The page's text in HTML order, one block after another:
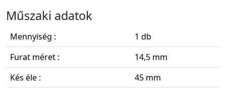
Műszaki adatok
Mennyiség :
1 db
Furat méret :
14,5 mm
Kés éle :
45 mm